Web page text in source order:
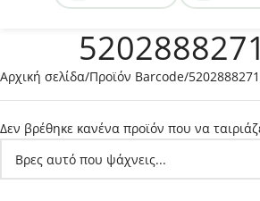
Αρχική σελίδα Προϊόν Barcode
Δεν βρέθηκε κανένα προϊόν που να